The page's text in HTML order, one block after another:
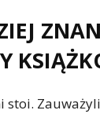
stoi.